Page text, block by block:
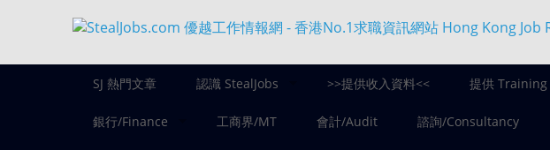
SJ 熱門文章 認識 StealJobs >>提供收入資料<< 提供
銀行/Finance 工商界/MT 會計/Audit 諮詢/Consultancy